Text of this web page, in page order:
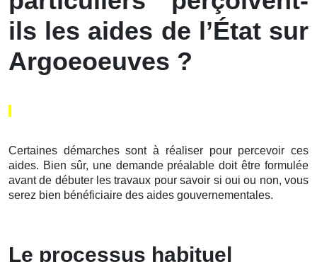
ils les aides de l’État sur
Argoeoeuves ?
Certaines démarches sont à réaliser pour percevoir ces
aides. Bien sûr, une demande préalable doit être formulée
avant de débuter les travaux pour savoir si oui ou non, vous
serez bien bénéficiaire des aides gouvernementales.
Le processus habituel